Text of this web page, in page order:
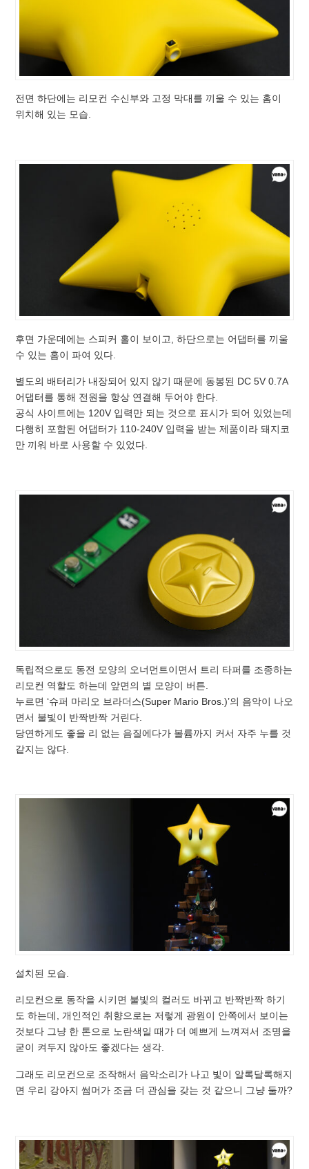
전면 하단에는 리모컨 수신부와 고정 막대를 끼울 수 있는 홈이
위치해 있는 모습.
후면 가운데에는 스피커 홀이 보이고, 하단으로는 어댑터를 끼울
수 있는 홈이 파여 있다.
별도의 배터리가 내장되어 있지 않기 때문에 동봉된 DC 5V 0.7A
어댑터를 통해 전원을 항상 연결해 두어야 한다.
공식 사이트에는 120V 입력만 되는 것으로 표시가 되어 있었는데
다행히 포함된 어댑터가 110-240V 입력을 받는 제품이라 돼지코
만 끼워 바로 사용할 수 있었다.
독립적으로도 동전 모양의 오너먼트이면서 트리 타퍼를 조종하는
리모컨 역할도 하는데 앞면의 별 모양이 버튼.
누르면 ‘슈퍼 마리오 브라더스(Super Mario Bros.)’의 음악이 나오
면서 불빛이 반짝반짝 거린다.
당연하게도 좋을 리 없는 음질에다가 볼륨까지 커서 자주 누를 것
같지는 않다.
설치된 모습.
리모컨으로 동작을 시키면 불빛의 컬러도 바뀌고 반짝반짝 하기
도 하는데, 개인적인 취향으로는 저렇게 광원이 안쪽에서 보이는
것보다 그냥 한 톤으로 노란색일 때가 더 예쁘게 느껴져서 조명을
굳이 켜두지 않아도 좋겠다는 생각.
그래도 리모컨으로 조작해서 음악소리가 나고 빛이 알록달록해지
면 우리 강아지 썸머가 조금 더 관심을 갖는 것 같으니 그냥 둘까?